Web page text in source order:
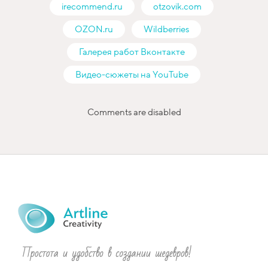
irecommend.ru
otzovik.com
OZON.ru
Wildberries
Галерея работ Вконтакте
Видео-сюжеты на YouTube
Comments are disabled